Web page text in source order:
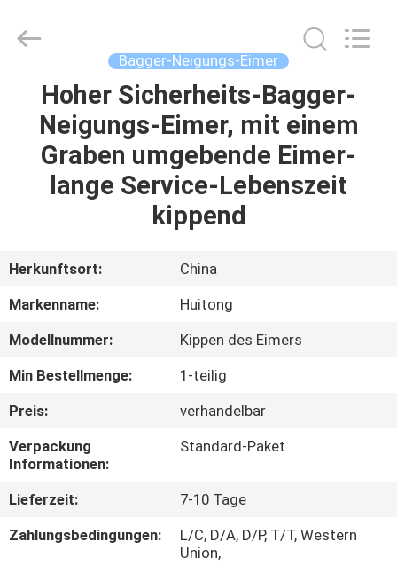
HAUSE
PRODUKTE
SHOW
UNS
WERKSBESICHTIGUNG
QUALITÄTSKONTROLLE
NEUIGKEITEN
Bagger-Neigungs-Eimer
Hoher Sicherheits-Bagger-
Neigungs-Eimer, mit einem
Graben umgebende Eimer-
lange Service-Lebenszeit
kippend
Herkunftsort:
China
Markenname:
Huitong
Modellnummer:
Kippen des Eimers
Min Bestellmenge:
1-teilig
Preis:
verhandelbar
Verpackung
Informationen:
Standard-Paket
Lieferzeit:
7-10 Tage
Zahlungsbedingungen:
L/C, D/A, D/P, T/T, Western
Union,